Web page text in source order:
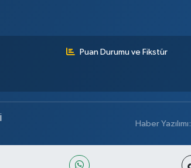
Puan Durumu ve Fikstür
Haber Yazılımı: